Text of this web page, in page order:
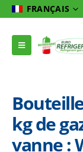
FRANÇAIS
kg de
vanne :